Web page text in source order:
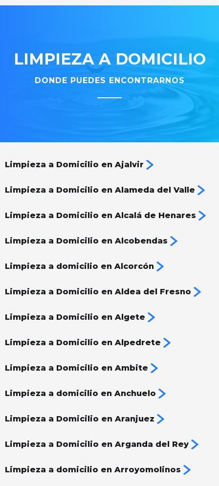
LIMPIEZA A DOMICILIO
DONDE PUEDES ENCONTRARNOS
Limpieza a Domicilio en Ajalvir
Limpieza a Domicilio en Alameda del Valle
Limpieza a Domicilio en Alcalá de Henares
Limpieza a Domicilio en Alcobendas
Limpieza a domicilio en Alcorcón
Limpieza a Domicilio en Aldea del Fresno
Limpieza a Domicilio en Algete
Limpieza a Domicilio en Alpedrete
Limpieza a Domicilio en Ambite
Limpieza a domicilio en Anchuelo
Limpieza a Domicilio en Aranjuez
Limpieza a Domicilio en Arganda del Rey
Limpieza a domicilio en Arroyomolinos